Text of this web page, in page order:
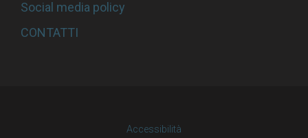
Social media policy
CONTATTI
Accessibilità